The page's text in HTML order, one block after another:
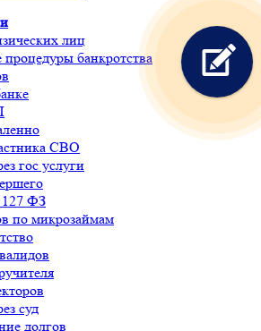
лиц
банкротства
СВО
гос услуги
127 ФЗ
по микрозаймам
суд
долгов